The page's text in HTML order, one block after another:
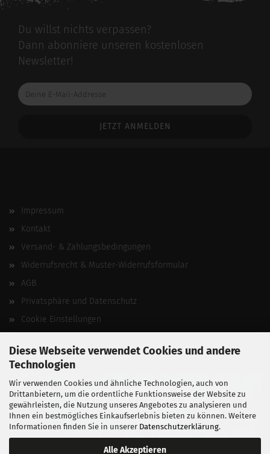
Diese Webseite verwendet Cookies und andere
Technologien
Wir verwenden Cookies und ähnliche Technologien, auch von
Drittanbietern, um die ordentliche Funktionsweise der Website zu
gewährleisten, die Nutzung unseres Angebotes zu analysieren und
Ihnen ein bestmögliches Einkaufserlebnis bieten zu können. Weitere
Informationen finden Sie in unserer Datenschutzerklärung.
Alle Akzeptieren
zu diesem Artikel.
Du willst nichts verpassen?
Dann abonniere unseren kostenlosen
Newsletter!
Deine
E-
Impressum
Kontakt
Versand- & Zahlungsbedingungen
Widerrufsrecht & Muster-Widerrufsformular
AGB
Privatsphäre und Datenschutz
Cookie Einstellungen
Vertrag widerrufen